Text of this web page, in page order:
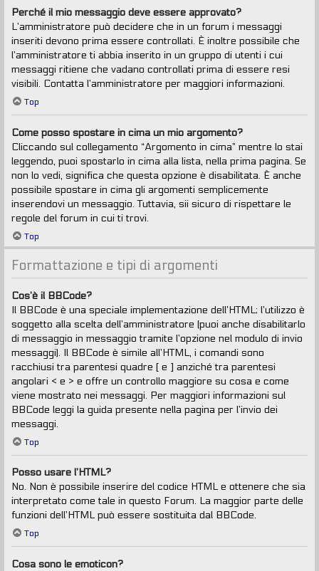
Perché il mio messaggio deve essere approvato?
L’amministratore può decidere che in un forum i messaggi
inseriti devono prima essere controllati. È inoltre possibile che
l’amministratore ti abbia inserito in un gruppo di utenti i cui
messaggi ritiene che vadano controllati prima di essere resi
visibili. Contatta l’amministratore per maggiori informazioni.
Top
Come posso spostare in cima un mio argomento?
Cliccando sul collegamento “Argomento in cima” mentre lo stai
leggendo, puoi spostarlo in cima alla lista, nella prima pagina. Se
non lo vedi, significa che questa opzione è disabilitata. È anche
possibile spostare in cima gli argomenti semplicemente
inserendovi un messaggio. Tuttavia, sii sicuro di rispettare le
regole del forum in cui ti trovi.
Top
Formattazione e tipi di argomenti
Cos’è il BBCode?
Il BBCode è una speciale implementazione dell’HTML; l’utilizzo è
soggetto alla scelta dell’amministratore (puoi anche disabilitarlo
di messaggio in messaggio tramite l’opzione nel modulo di invio
messaggi). Il BBCode è simile all’HTML, i comandi sono
racchiusi tra parentesi quadre [ e ] anziché tra parentesi
angolari < e > e offre un controllo maggiore su cosa e come
viene mostrato nei messaggi. Per maggiori informazioni sul
BBCode leggi la guida presente nella pagina per l’invio dei
messaggi.
Top
Posso usare l’HTML?
No. Non è possibile inserire del codice HTML e ottenere che sia
interpretato come tale in questo Forum. La maggior parte delle
funzioni dell’HTML può essere sostituita dal BBCode.
Top
Cosa sono le emoticon?